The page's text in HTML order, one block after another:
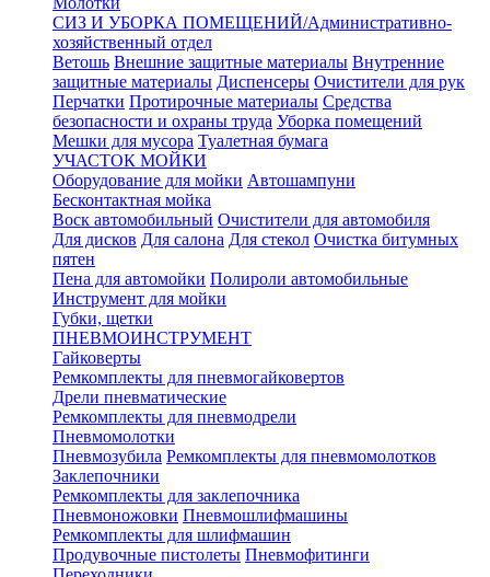
СИЗ И УБОРКА ПОМЕЩЕНИЙ/Административно-
хозяйственный отдел
Ветошь Внешние защитные материалы Внутренние
защитные материалы Диспенсеры Очистители для рук
Перчатки Протирочные материалы Средства
безопасности и охраны труда Уборка помещений
Мешки для мусора Туалетная бумага
УЧАСТОК МОЙКИ
Оборудование для мойки Автошампуни
Бесконтактная мойка
Воск автомобильный Очистители для автомобиля
Для дисков Для салона Для стекол Очистка битумных
пятен
Пена для автомойки Полироли автомобильные
Инструмент для мойки
Губки, щетки
ПНЕВМОИНСТРУМЕНТ
Гайковерты
Ремкомплекты для пневмогайковертов
Дрели пневматические
Ремкомплекты для пневмодрели
Пневмомолотки
Пневмозубила Ремкомплекты для пневмомолотков
Заклепочники
Ремкомплекты для заклепочника
Пневмоножовки Пневмошлифмашины
Ремкомплекты для шлифмашин
Продувочные пистолеты Пневмофитинги